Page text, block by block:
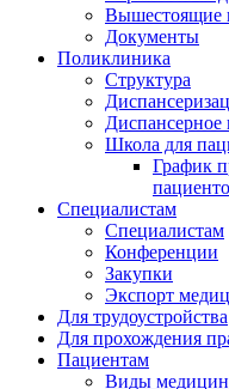
Вышестоящие
Документы
Поликлиника
Структура
Диспансерное
Школа для
График
Специалистам
Специалистам
Конференции
Закупки
Экспорт
Для трудоустройства
Для прохождения
Пациентам
Виды